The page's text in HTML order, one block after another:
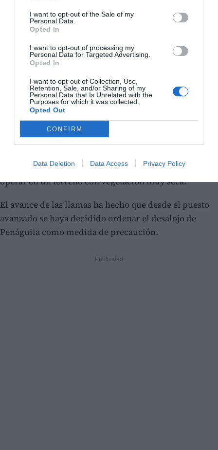
I want to opt-out of the Sale of my
Personal Data.
Opted In
I want to opt-out of processing my
Personal Data for Targeted Advertising.
Opted In
I want to opt-out of Collection, Use,
Retention, Sale, and/or Sharing of my
Personal Data that Is Unrelated with the
Purposes for which it was collected.
Opted Out
CONFIRM
Data Deletion Data Access Privacy Policy
El aviso del fuego se ha recibido minutos después de
rápidamente se activó el dispositivo de extinción para
operar en un terreno con vegetación muy seca.
El avance de las llamas ha hecho que desde el puesto
avanzado se haya decidido ordenar el desalojo de
Penáguila como medida de precaución.